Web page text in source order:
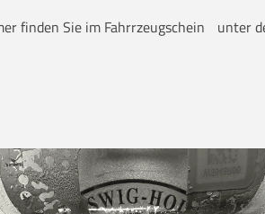
finden Sie im Fahrrzeugschein unter